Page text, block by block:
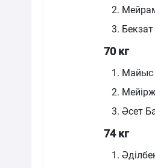
70 кг
Майыс
Әсет
74 кг